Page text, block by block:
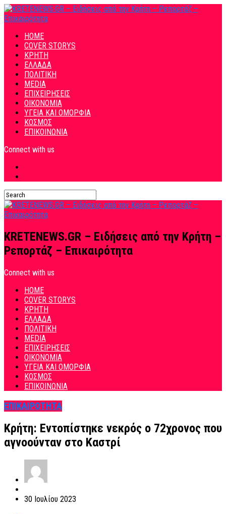
HOME
COVER STORYS
ΚΡΗΤΗ
ΕΛΛΑΔΑ
ΠΟΛΙΤΙΚΗ
MEDIA
ΕΠΙΧΕΙΡΗΣΕΙΣ
ΟΙΚΟΝΟΜΙΑ
ΥΓΕΙΑ ΚΑΙ ΟΜΟΡΦΙΑ
ΚΟΣΜΟΣ
ΕΠΙΚΟΙΝΩΝΙΑ
Connect with us
KRETENEWS.GR – Ειδήσεις από την Κρήτη –
Ρεπορτάζ – Επικαιρότητα
Connect with us
HOME
COVER STORYS
ΚΡΗΤΗ
ΕΛΛΑΔΑ
ΠΟΛΙΤΙΚΗ
MEDIA
ΕΠΙΧΕΙΡΗΣΕΙΣ
ΟΙΚΟΝΟΜΙΑ
ΥΓΕΙΑ ΚΑΙ ΟΜΟΡΦΙΑ
ΚΟΣΜΟΣ
ΕΠΙΚΟΙΝΩΝΙΑ
ΕΠΙΚΑΙΡΟΤΗΤΑ
Κρήτη: Εντοπίστηκε νεκρός ο 72χρονος που
αγνοούνταν στο Καστρί
30 Ιουλίου 2023